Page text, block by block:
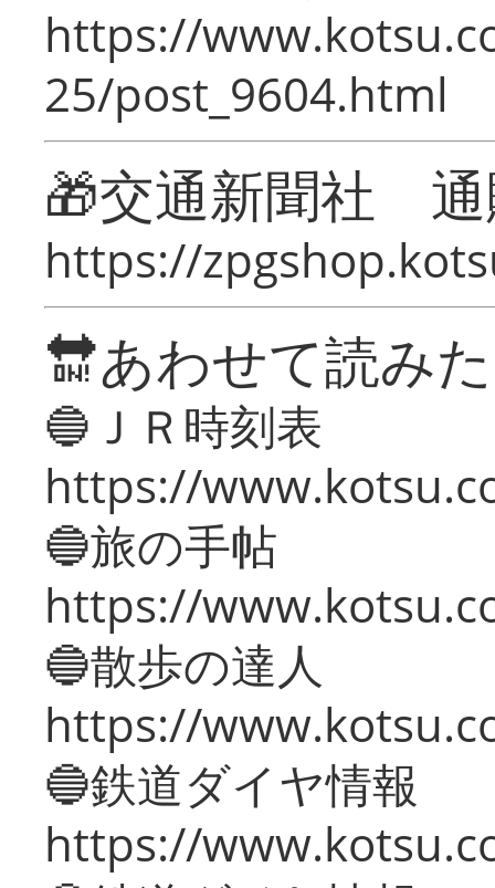
https://
25/post_9604.html
🎁交通新聞社
https://
🔛あわせて読み
🔵ＪＲ時刻表
https://
🔵旅の手帖
https://
🔵散歩の達人
https://
🔵鉄道ダイヤ情報
https://